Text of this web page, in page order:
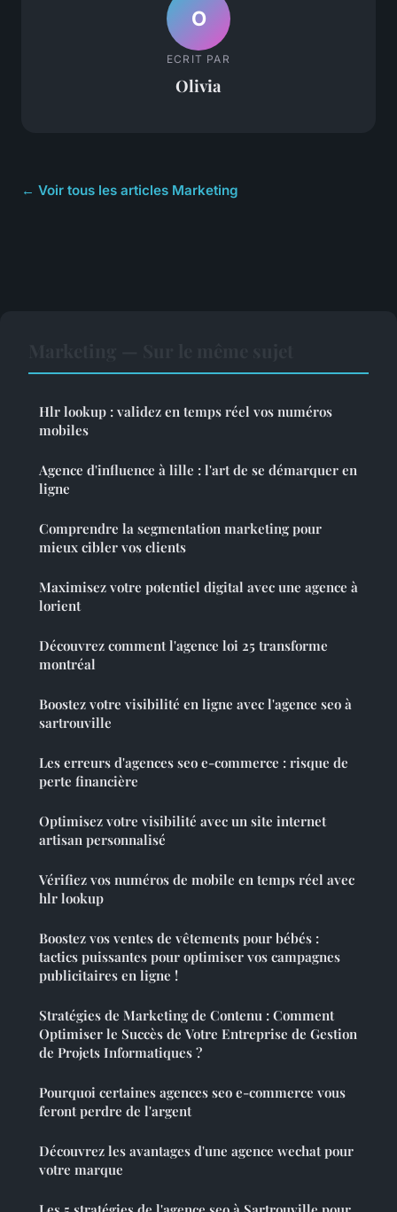
O
ECRIT PAR
Olivia
← Voir tous les articles Marketing
Hlr lookup : validez en temps réel vos numéros
mobiles
Agence d'influence à lille : l'art de se démarquer en
ligne
Comprendre la segmentation marketing pour
mieux cibler vos clients
Maximisez votre potentiel digital avec une agence à
lorient
Découvrez comment l'agence loi 25 transforme
montréal
Boostez votre visibilité en ligne avec l'agence seo à
sartrouville
Les erreurs d'agences seo e-commerce : risque de
perte financière
Optimisez votre visibilité avec un site internet
artisan personnalisé
Vérifiez vos numéros de mobile en temps réel avec
hlr lookup
Boostez vos ventes de vêtements pour bébés :
tactics puissantes pour optimiser vos campagnes
publicitaires en ligne !
Stratégies de Marketing de Contenu : Comment
Optimiser le Succès de Votre Entreprise de Gestion
de Projets Informatiques ?
Pourquoi certaines agences seo e-commerce vous
feront perdre de l'argent
Découvrez les avantages d'une agence wechat pour
votre marque